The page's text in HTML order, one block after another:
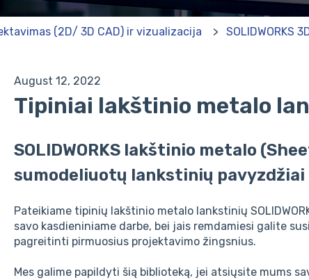
(2D/ 3D CAD) ir vizualizacija SOLIDWORKS
August 12, 2022
Tipiniai lakštinio metalo
SOLIDWORKS lakštinio metalo
sumodeliuotų lankstinių pavyzdžiai
Pateikiame tipinių lakštinio metalo lankstinių
savo kasdieniniame darbe, bei jais remdamiesi galite
pagreitinti pirmuosius projektavimo žingsnius.
Mes galime papildyti šią biblioteką, jei atsiųsite mums